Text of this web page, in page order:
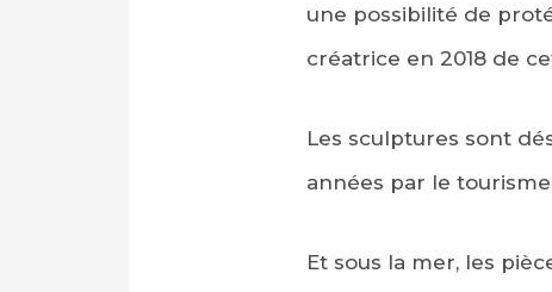
une possibilité de
créatrice en 2018 de
Les sculptures sont
années par le
Et sous la mer, les